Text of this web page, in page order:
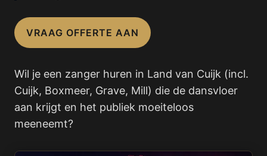
VRAAG OFFERTE AAN
Wil je een zanger huren in Land van Cuijk (incl.
Cuijk, Boxmeer, Grave, Mill) die de dansvloer
aan krijgt en het publiek moeiteloos
meeneemt?